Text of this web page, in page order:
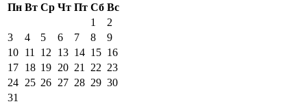
Ваш адрес email не будет
поля помечены
Пн Вт Ср Чт Пт Сб Вс
1
2
3
4 5 6 7 8
9
10 11 12 13 14 15 16
17 18 19 20 21 22 23
24 25 26 27 28 29 30
31